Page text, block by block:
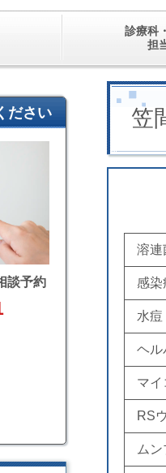
診療科
担
笠
溶連
感染
水痘
ヘル
マイ
RS
ムン
ださい
談予約